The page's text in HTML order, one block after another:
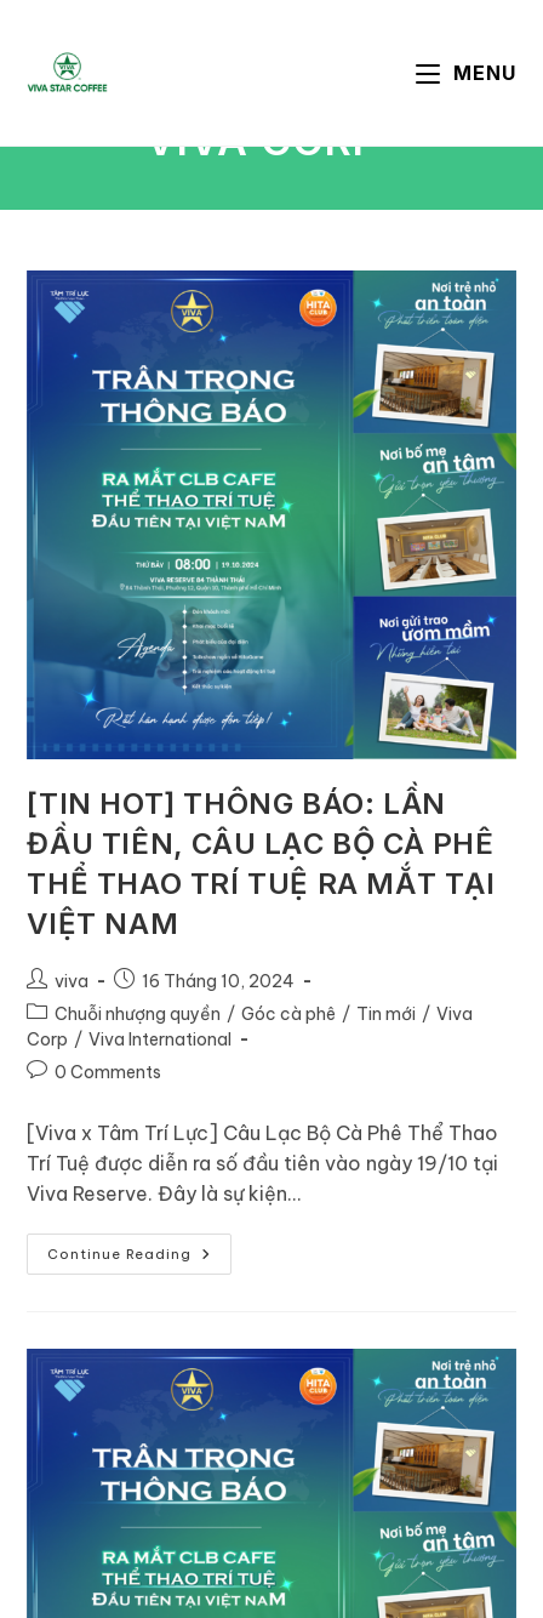
MENU
VIVA CORP
[TIN HOT] THÔNG BÁO: LẦN
ĐẦU TIÊN, CÂU LẠC BỘ CÀ PHÊ
THỂ THAO TRÍ TUỆ RA MẮT TẠI
VIỆT NAM
viva
16 Tháng 10, 2024
Chuỗi nhượng quyền / Góc cà phê / Tin mới / Viva
Corp / Viva International
0 Comments
[Viva x Tâm Trí Lực] Câu Lạc Bộ Cà Phê Thể Thao
Trí Tuệ được diễn ra số đầu tiên vào ngày 19/10 tại
Viva Reserve. Đây là sự kiện…
Continue Reading